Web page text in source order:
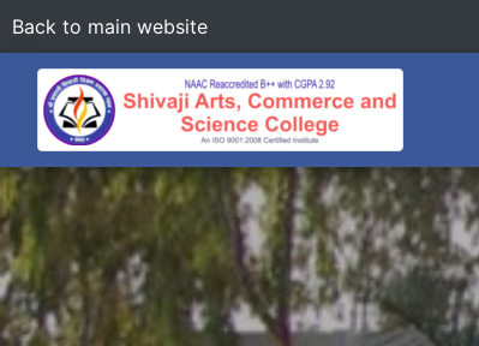
Back to main website